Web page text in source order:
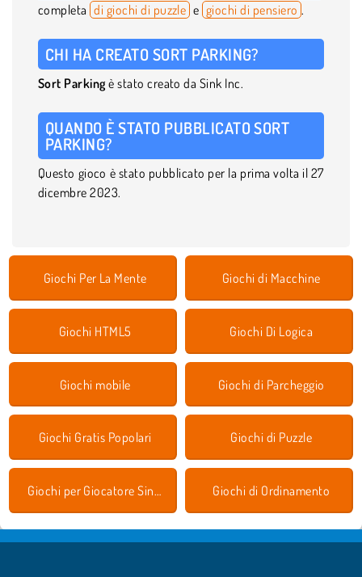
completa di giochi di puzzle e giochi di pensiero .
CHI HA CREATO SORT PARKING?
Sort Parkingè stato creato da Sink Inc.
QUANDO È STATO PUBBLICATO SORT
PARKING?
Questo gioco è stato pubblicato per la prima volta il 27
dicembre 2023.
Giochi Per La Mente Giochi di Macchine
Giochi HTML5 Giochi Di Logica
Giochi mobile Giochi di Parcheggio
Giochi Gratis Popolari Giochi di Puzzle
Giochi per Giocatore Singolo Giochi di Ordinamento